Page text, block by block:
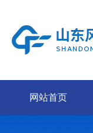
网站首页